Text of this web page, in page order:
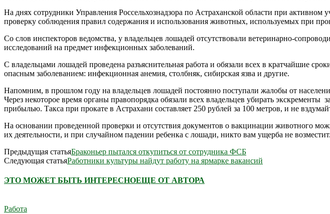
На днях сотрудники Управления Россельхознадзора по Астраханской области при
проверку соблюдения правил содержания и использования животных, используемых при
Со слов инспекторов ведомства, у владельцев лошадей отсутствовали ветеринарно-
исследований на предмет инфекционных заболеваний.
С владельцами лошадей проведена разъяснительная работа и обязали всех в кратчайшие
опасным заболеванием: инфекционная анемия, столбняк, сибирская язва и другие.
Напомним, в прошлом году на владельцев лошадей постоянно поступали жалобы от
Через некоторое время органы правопорядка обязали всех владельцев убирать
прибылью. Такса при прокате в Астрахани составляет 250 рублей за 100 метров, и не
На основании проведенной проверки и отсутствия документов о вакцинации животного
их деятельности, и при случайном падении ребенка с лошади, никто вам ущерба не возместит.
Предыдущая статьяБраконьер пытался откупиться от сотрудника ФСБ
Следующая статьяРаботники культуры найдут работу на ярмарке вакансий
ЭТО МОЖЕТ БЫТЬ ИНТЕРЕСНОЕЩЕ ОТ АВТОРА
Работа